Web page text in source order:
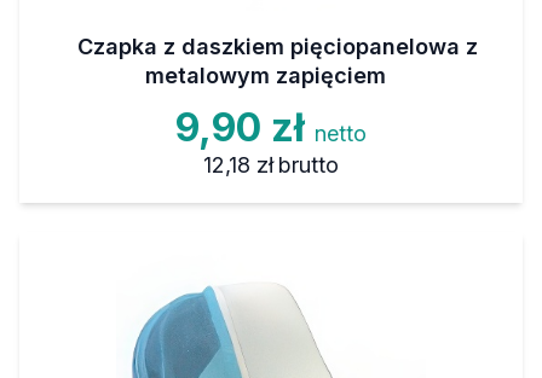
Czapka z daszkiem pięciopanelowa z
metalowym zapięciem
9,90 zł netto
12,18 zł brutto